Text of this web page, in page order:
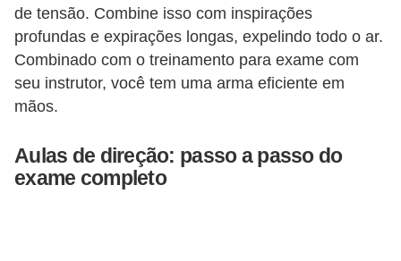
de tensão. Combine isso com inspirações
profundas e expirações longas, expelindo todo o ar.
Combinado com o treinamento para exame com
seu instrutor, você tem uma arma eficiente em
mãos.
Aulas de direção: passo a passo do
exame completo
â
n
s
i
o
M